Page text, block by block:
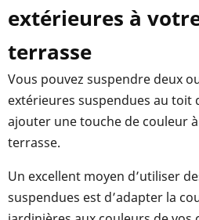
extérieures à
terrasse
Vous pouvez suspendre deux
extérieures suspendues au toit
ajouter une touche de couleur
terrasse.
Un excellent moyen d’utiliser
suspendues est d’adapter la